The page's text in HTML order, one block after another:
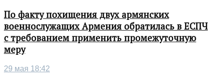
По факту похищения двух армянских
военнослужащих Армения обратилась в ЕСПЧ
с требованием применить промежуточную
меру
29 мая 18:42